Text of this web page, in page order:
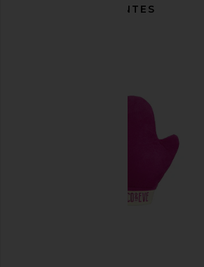
ITENS SEMELHANTES